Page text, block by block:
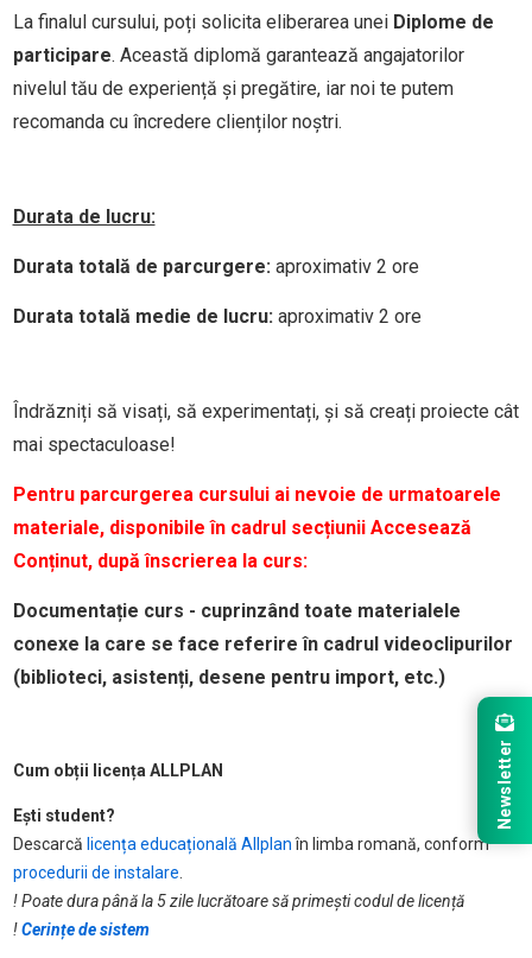
La finalul cursului, poți solicita eliberarea unei Diplome de
participare. Această diplomă garantează angajatorilor
nivelul tău de experiență și pregătire, iar noi te putem
recomanda cu încredere clienților noștri.
Durata de lucru:
Durata totală de parcurgere: aproximativ 2 ore
Durata totală medie de lucru: aproximativ 2 ore
Îndrăzniți să visați, să experimentați, și să creați proiecte cât
mai spectaculoase!
Pentru parcurgerea cursului ai nevoie de urmatoarele
materiale, disponibile în cadrul secțiunii Accesează
Conținut, după înscrierea la curs:
Documentație curs - cuprinzând toate materialele
conexe la care se face referire în cadrul videoclipurilor
(biblioteci, asistenți, desene pentru import, etc.)
Cum obții licența ALLPLAN
Ești student?
Descarcă licența educațională Allplanîn limba romană, conform
procedurii de instalare
! Poate dura până la 5 zile lucrătoare să primești codul de licență
!Cerințe de sistem
Newsletter